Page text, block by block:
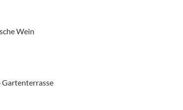
Wein